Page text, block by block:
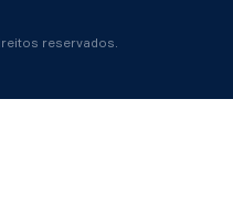
reservados.